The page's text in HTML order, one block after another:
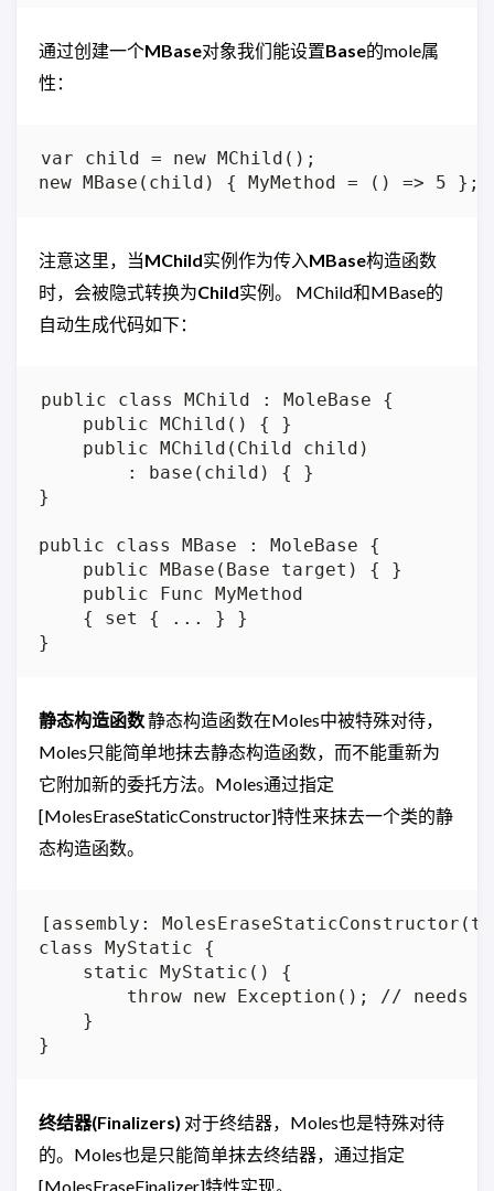
通过创建一个MBase对象我们能设置Base的mole属
性：
var child = new MChild();
注意这里，当MChild实例作为传入MBase构造函数
时，会被隐式转换为Child实例。 MChild和MBase的
自动生成代码如下：
public class MChild : MoleBase {
    public MChild() { }
    public MChild(Child child)
        : base(child) { }
}
public class MBase : MoleBase {
    public MBase(Base target) { }
    public Func MyMethod
    { set { ... } }
静态构造函数静态构造函数在Moles中被特殊对待，
Moles只能简单地抹去静态构造函数，而不能重新为
它附加新的委托方法。Moles通过指定
[MolesEraseStaticConstructor]特性来抹去一个类的静
态构造函数。
[assembly:
class MyStatic {
    static MyStatic() {
throw new Exception(); // needs
    }
终结器(Finalizers) 对于终结器，Moles也是特殊对待
的。Moles也是只能简单抹去终结器，通过指定
[MolesEraseFinalizer]特性实现。